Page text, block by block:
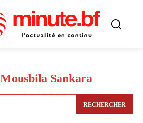
Mousbila Sankara
RECHERCHER